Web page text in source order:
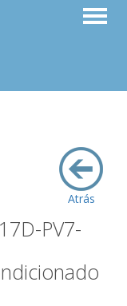
Atrás
PV7-